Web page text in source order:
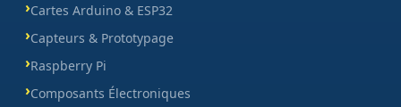
Cartes Arduino & ESP32
Capteurs & Prototypage
Raspberry Pi
Composants Électroniques